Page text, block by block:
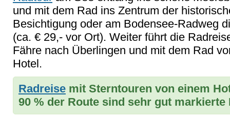
und mit dem Rad ins Zentrum der
Besichtigung oder am Bodensee-Radweg
(ca. € 29,- vor Ort). Weiter führt die
Fähre nach Überlingen und mit dem Rad
Hotel.
Radreise mit Sterntouren von einem
90 % der Route sind sehr gut markierte